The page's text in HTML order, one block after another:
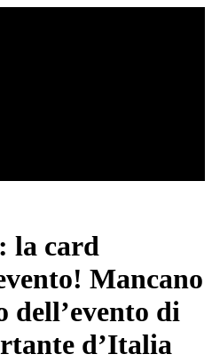
la card
Mancano
dell’evento di
d’Italia